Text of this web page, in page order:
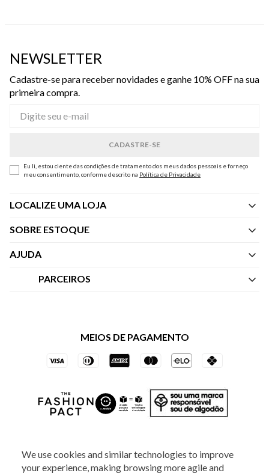
We use cookies and similar technologies to improve
your experience, making browsing more agile and
NEWSLETTER
Cadastre-se para receber novidades e ganhe 10% OFF na sua
primeira compra.
Eu li, estou ciente das condições de tratamento dos meus dados pessoais e forneço
meu consentimento, conforme descrito na Política de Privacidade
LOCALIZE UMA LOJA
SOBRE ESTOQUE
Quem Somos
AJUDA
Central de Atendimento
Trocas e Devoluções
PARCEIROS
Vai de Visa
Azul Fidelidade
MEIOS DE PAGAMENTO